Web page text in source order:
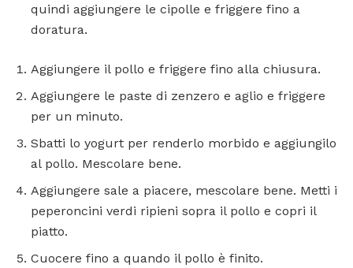
quindi aggiungere le cipolle e friggere fino a
doratura.
Aggiungere il pollo e friggere fino alla chiusura.
Aggiungere le paste di zenzero e aglio e friggere
per un minuto.
Sbatti lo yogurt per renderlo morbido e aggiungilo
al pollo. Mescolare bene.
Aggiungere sale a piacere, mescolare bene. Metti i
peperoncini verdi ripieni sopra il pollo e copri il
piatto.
Cuocere fino a quando il pollo è finito.